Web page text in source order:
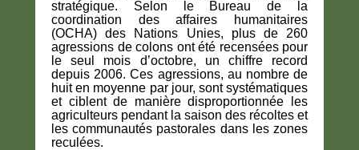
stratégique. Selon le Bureau de la
coordination des affaires humanitaires
(OCHA) des Nations Unies, plus de 260
agressions de colons ont été recensées pour
le seul mois d’octobre, un chiffre record
depuis 2006. Ces agressions, au nombre de
huit en moyenne par jour, sont systématiques
et ciblent de manière disproportionnée les
agriculteurs pendant la saison des récoltes et
les communautés pastorales dans les zones
reculées.